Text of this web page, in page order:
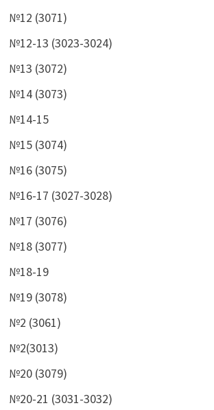
№12 (3071)
№12-13 (3023-3024)
№13 (3072)
№14 (3073)
№14-15
№15 (3074)
№16 (3075)
№16-17 (3027-3028)
№17 (3076)
№18 (3077)
№18-19
№19 (3078)
№2 (3061)
№2(3013)
№20 (3079)
№20-21 (3031-3032)